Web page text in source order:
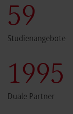
60
Studienangebote
2000
Duale Partner